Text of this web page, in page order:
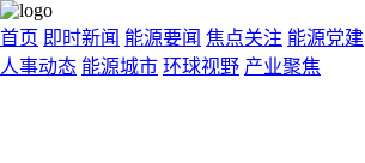
首页 即时新闻 能源要闻 焦点关注 能源党建
人事动态 能源城市 环球视野 产业聚焦